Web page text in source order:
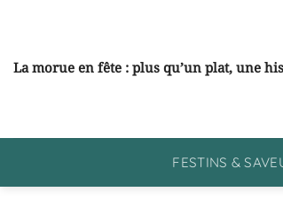
contenu
La morue en fête : plus qu’un plat, une
FESTINS &